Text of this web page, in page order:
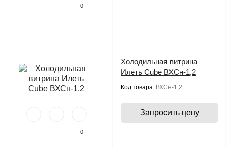
0
0
Холодильная витрина
Илеть Cube ВХСн-1,2
Код товара: ВХСн-1,2
Запросить цену